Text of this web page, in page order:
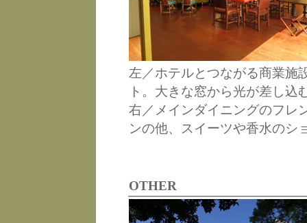
左／ホテルとつながる商業施
ト。大きな窓から光が差し込
右／メインダイニングのフレ
ンの他、スイーツや香水のシ
OTHER